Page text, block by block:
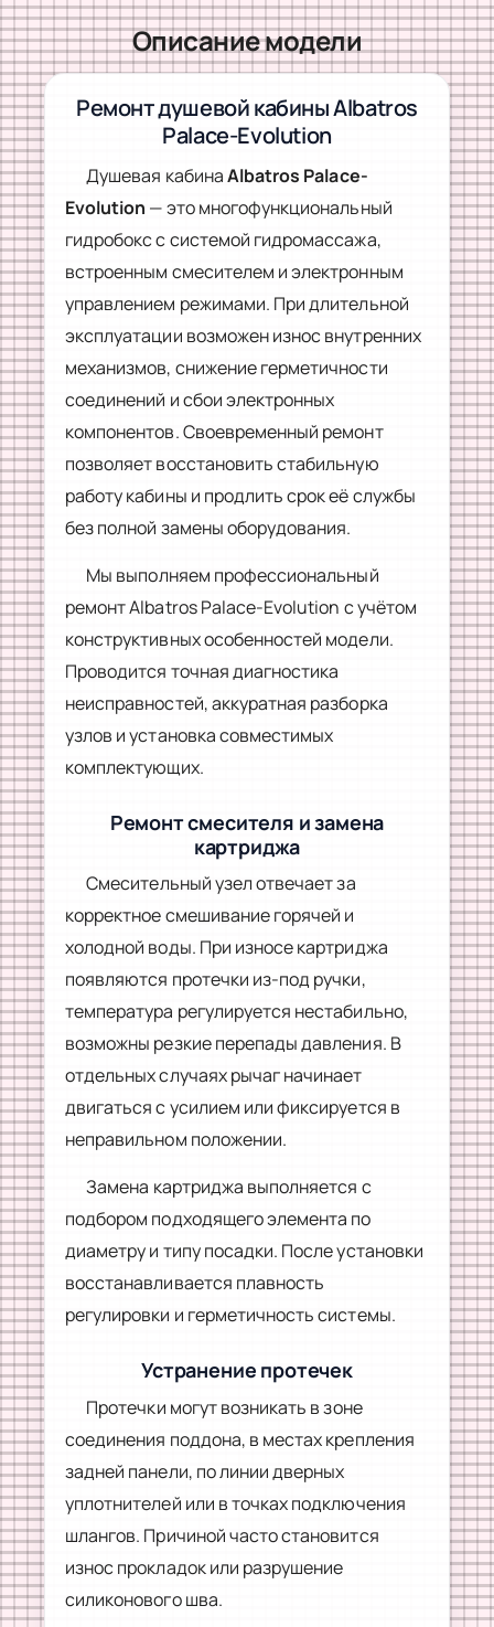
Описание модели
Ремонт душевой кабины Albatros
Palace-Evolution
Душевая кабинаAlbatros Palace-
Evolution — это многофункциональный
гидробокс с системой гидромассажа,
встроенным смесителем и электронным
управлением режимами. При длительной
эксплуатации возможен износ внутренних
механизмов, снижение герметичности
соединений и сбои электронных
компонентов. Своевременный ремонт
позволяет восстановить стабильную
работу кабины и продлить срок её службы
без полной замены оборудования.
Мы выполняем профессиональный
ремонт Albatros Palace-Evolution с учётом
конструктивных особенностей модели.
Проводится точная диагностика
неисправностей, аккуратная разборка
узлов и установка совместимых
комплектующих.
Ремонт смесителя и замена
картриджа
Смесительный узел отвечает за
корректное смешивание горячей и
холодной воды. При износе картриджа
появляются протечки из-под ручки,
температура регулируется нестабильно,
возможны резкие перепады давления. В
отдельных случаях рычаг начинает
двигаться с усилием или фиксируется в
неправильном положении.
Замена картриджа выполняется с
подбором подходящего элемента по
диаметру и типу посадки. После установки
восстанавливается плавность
регулировки и герметичность системы.
Устранение протечек
Протечки могут возникать в зоне
соединения поддона, в местах крепления
задней панели, по линии дверных
уплотнителей или в точках подключения
шлангов. Причиной часто становится
износ прокладок или разрушение
силиконового шва.